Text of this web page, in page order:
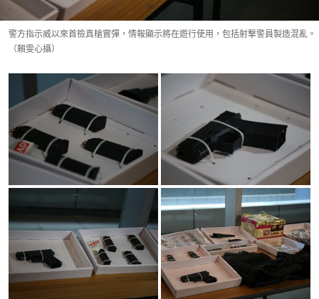
警方指示威以來首檢真槍實彈，情報顯示將在遊行使用，包括射撃警員製造混亂。
（賴雯心攝）